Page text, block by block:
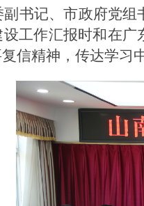
副书记、市政府党
工作汇报时和在
信精神，传达学习